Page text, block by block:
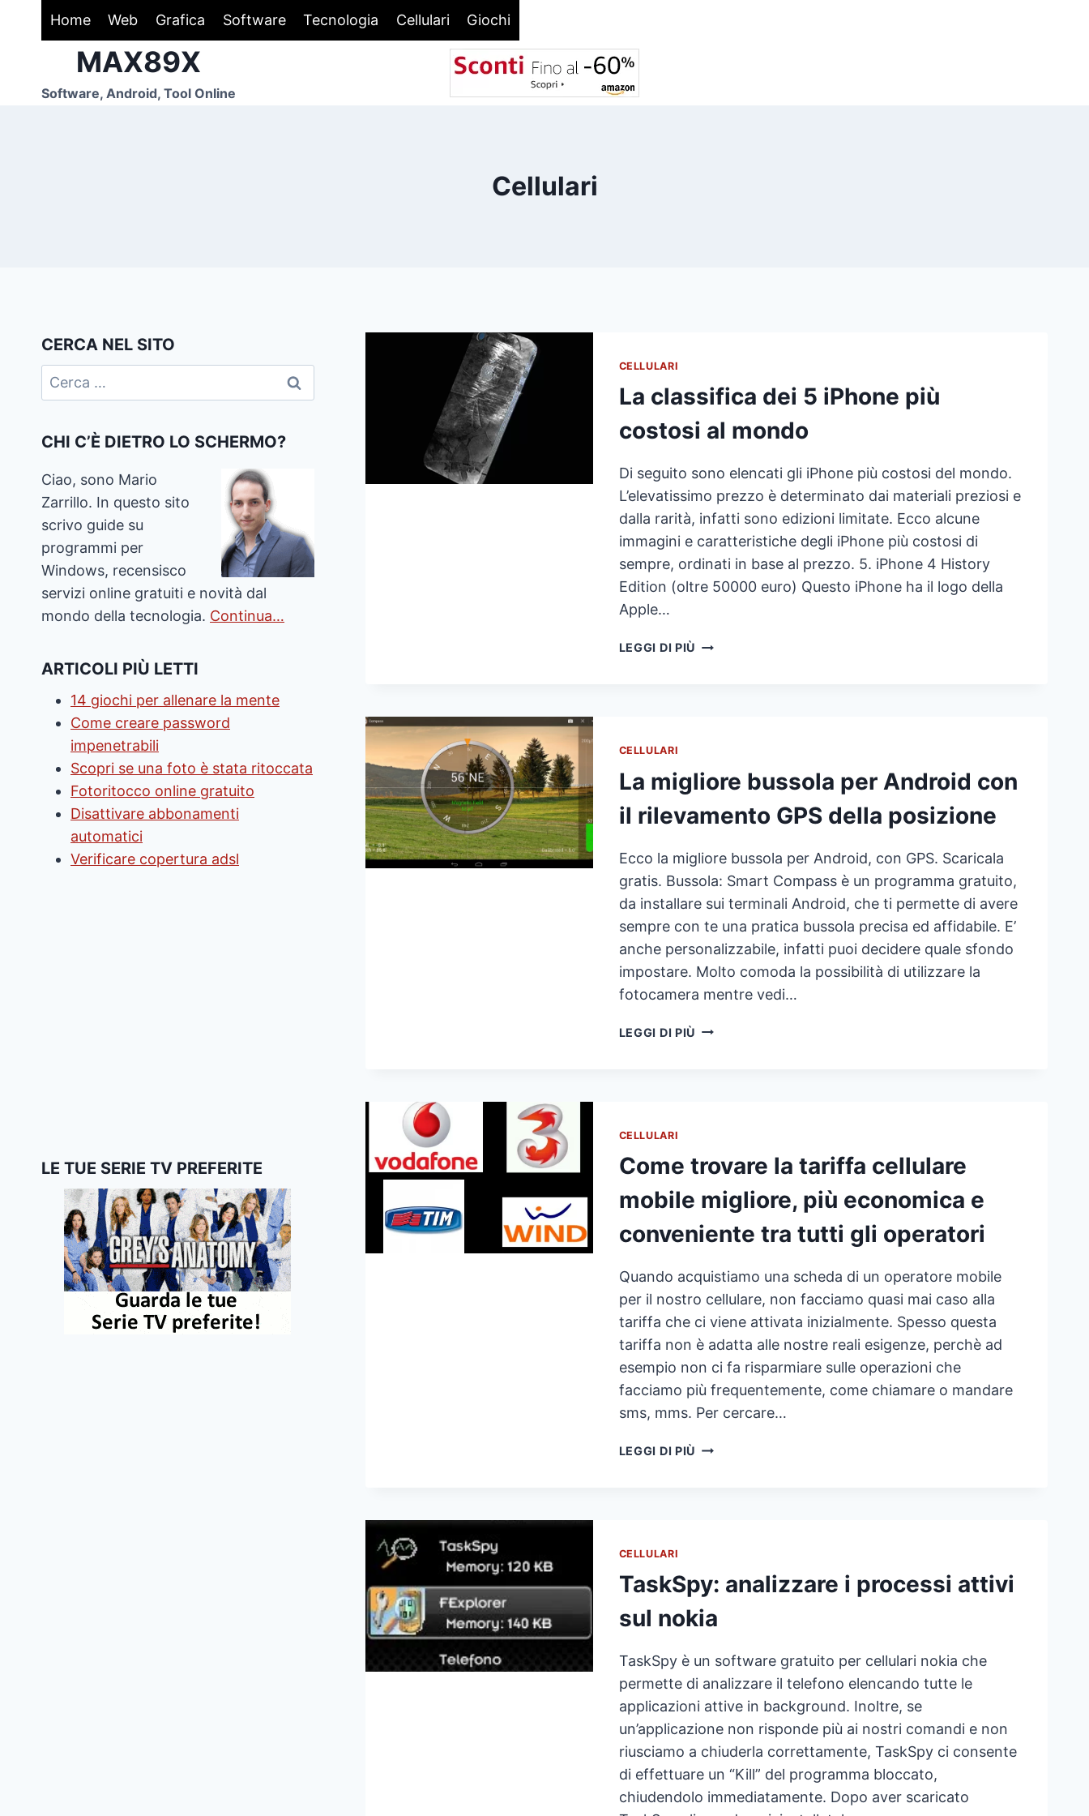
Home Web Grafica Software Tecnologia Cellulari Giochi
MAX89X
Software, Android, Tool Online
Cellulari
CELLULARI
La classifica dei 5 iPhone più
costosi al mondo
Di seguito sono elencati gli iPhone più costosi del mondo.
L’elevatissimo prezzo è determinato dai materiali preziosi e
dalla rarità, infatti sono edizioni limitate. Ecco alcune
immagini e caratteristiche degli iPhone più costosi di
sempre, ordinati in base al prezzo. 5. iPhone 4 History
Edition (oltre 50000 euro) Questo iPhone ha il logo della
Apple…
LEGGI DI PIÙ LA
AL
MONDO
CELLULARI
La migliore bussola per Android con
il rilevamento GPS della posizione
Ecco la migliore bussola per Android, con GPS. Scaricala
gratis. Bussola: Smart Compass è un programma gratuito,
da installare sui terminali Android, che ti permette di avere
sempre con te una pratica bussola precisa ed affidabile. E’
anche personalizzabile, infatti puoi decidere quale sfondo
impostare. Molto comoda la possibilità di utilizzare la
fotocamera mentre vedi…
LEGGI DI PIÙ LA
RILEVAMENTO
GPS
DELLA
POSIZIONE
CELLULARI
Come trovare la tariffa cellulare
mobile migliore, più economica e
conveniente tra tutti gli operatori
Quando acquistiamo una scheda di un operatore mobile
per il nostro cellulare, non facciamo quasi mai caso alla
tariffa che ci viene attivata inizialmente. Spesso questa
tariffa non è adatta alle nostre reali esigenze, perchè ad
esempio non ci fa risparmiare sulle operazioni che
facciamo più frequentemente, come chiamare o mandare
sms, mms. Per cercare…
LEGGI DI PIÙ COME
PIÙ
ECONOMICA
E
TUTTI
GLI
OPERATORI
CELLULARI
TaskSpy: analizzare i processi attivi
sul nokia
TaskSpy è un software gratuito per cellulari nokia che
permette di analizzare il telefono elencando tutte le
applicazioni attive in background. Inoltre, se
un’applicazione non risponde più ai nostri comandi e non
riusciamo a chiuderla correttamente, TaskSpy ci consente
di effettuare un “Kill” del programma bloccato,
chiudendolo immediatamente. Dopo aver scaricato
CERCA NEL SITO
Ricerca
per:
CHI C’È DIETRO LO SCHERMO?
Ciao, sono Mario
Zarrillo. In questo sito
scrivo guide su
programmi per
Windows, recensisco
servizi online gratuiti e novità dal
mondo della tecnologia. Continua…
ARTICOLI PIÙ LETTI
14 giochi per allenare la mente
Come creare password
impenetrabili
Scopri se una foto è stata ritoccata
Fotoritocco online gratuito
Disattivare abbonamenti
automatici
Verificare copertura adsl
LE TUE SERIE TV PREFERITE